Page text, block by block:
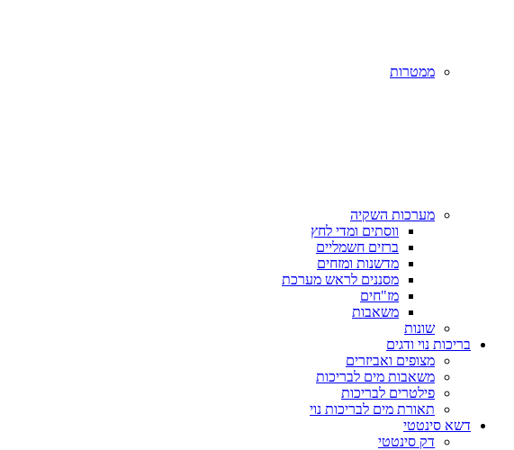
ממטרות
מערכות השקיה
ווסתים ומדי לחץ
ברזים חשמליים
מדשנות ומזחים
מסננים לראש מערכת
מז"חים
משאבות
שונות
בריכות נוי ודגים
מצופים ואביזרים
משאבות מים לבריכות
פילטרים לבריכות
תאורת מים לבריכות נוי
דשא סינטטי
דק סינטטי